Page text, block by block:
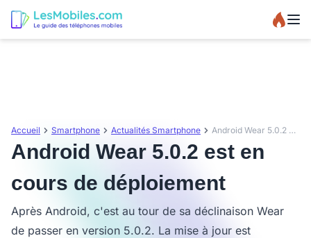
Accueil Smartphone Actualités Smartphone Android Wear 5.0.2 est en cours de déploiement
Android Wear 5.0.2 est en
cours de déploiement
Après Android, c'est au tour de sa déclinaison Wear
de passer en version 5.0.2. La mise à jour est